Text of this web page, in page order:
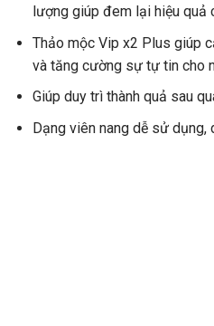
lượng giúp đem lại hiệu quả
Thảo mộc Vip x2 Plus giúp
và tăng cường sự tự tin cho
Giúp duy trì thành quả sau
Dạng viên nang dễ sử dụng,